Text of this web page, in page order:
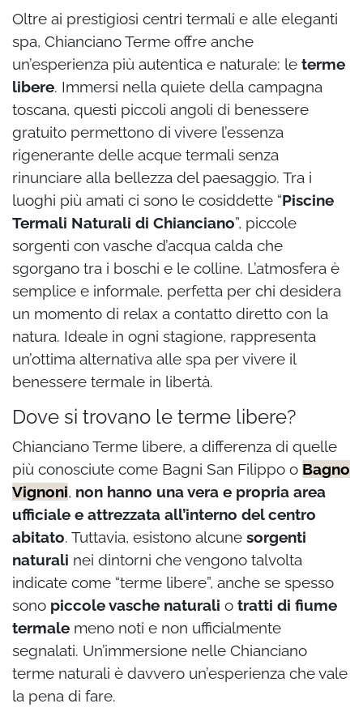
Oltre ai prestigiosi centri termali e alle eleganti
spa, Chianciano Terme offre anche
un’esperienza più autentica e naturale: le terme
libere. Immersi nella quiete della campagna
toscana, questi piccoli angoli di benessere
gratuito permettono di vivere l’essenza
rigenerante delle acque termali senza
rinunciare alla bellezza del paesaggio. Tra i
luoghi più amati ci sono le cosiddette “Piscine
Termali Naturali di Chianciano”, piccole
sorgenti con vasche d’acqua calda che
sgorgano tra i boschi e le colline. L’atmosfera è
semplice e informale, perfetta per chi desidera
un momento di relax a contatto diretto con la
natura. Ideale in ogni stagione, rappresenta
un’ottima alternativa alle spa per vivere il
benessere termale in libertà.
Dove si trovano le terme libere?
Chianciano Terme libere, a differenza di quelle
più conosciute come Bagni San Filippo o Bagno
Vignoni, non hanno una vera e propria area
ufficiale e attrezzata all’interno del centro
abitato. Tuttavia, esistono alcune sorgenti
naturali nei dintorni che vengono talvolta
indicate come “terme libere”, anche se spesso
sono piccole vasche naturali o tratti di fiume
termale meno noti e non ufficialmente
segnalati. Un’immersione nelle Chianciano
terme naturali è davvero un’esperienza che vale
la pena di fare.